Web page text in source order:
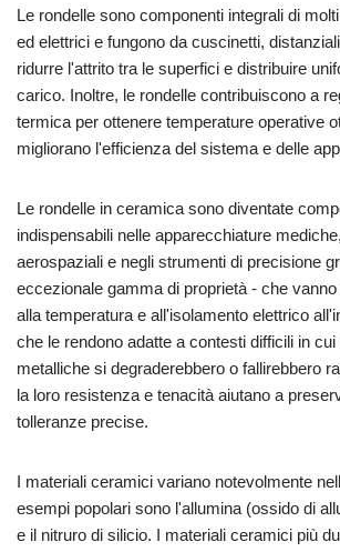
Le rondelle sono componenti integrali di
ed elettrici e fungono da cuscinetti,
ridurre l'attrito tra le superfici e distribuire
carico. Inoltre, le rondelle contribuiscono a
termica per ottenere temperature operative
migliorano l'efficienza del sistema e delle
Le rondelle in ceramica sono diventate
indispensabili nelle apparecchiature
aerospaziali e negli strumenti di precisione
eccezionale gamma di proprietà - che
alla temperatura e all'isolamento elettrico
che le rendono adatte a contesti difficili in
metalliche si degraderebbero o fallirebbero
la loro resistenza e tenacità aiutano a
tolleranze precise.
I materiali ceramici variano notevolmente
esempi popolari sono l'allumina (ossido di
e il nitruro di silicio. I materiali ceramici più